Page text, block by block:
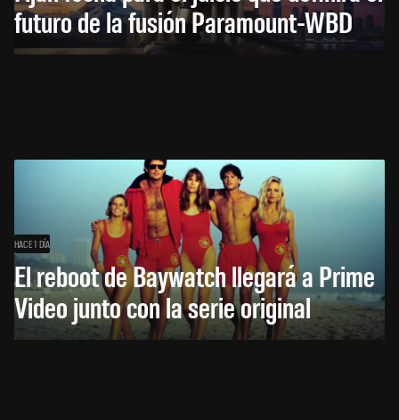
futuro de la fusión Paramount-WBD
HACE 1 DÍA
El reboot de Baywatch llegará a Prime
Video junto con la serie original